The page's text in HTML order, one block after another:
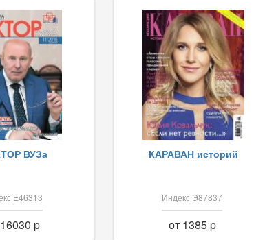
ВУЗа
Е46313
p
КАРАВАН историй
Индекс Э87837
от 1385 p